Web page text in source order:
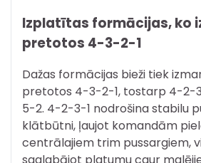
Izplatītas formācijas, ko
pretotos 4-3-2-1
Dažas formācijas bieži tiek
pretotos 4-3-2-1, tostarp 4-2-
5-2. 4-2-3-1 nodrošina stabilu
klātbūtni, ļaujot komandām
centrālajiem trim pussargiem,